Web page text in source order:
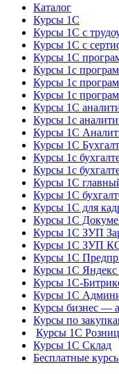
Каталог
Курсы 1С
Курсы 1С с
Курсы 1С с
Курсы 1С
Курсы 1с
Курсы 1с
Курсы 1с
Курсы 1С
Курсы 1с
Курсы 1С
Курсы 1С
Курсы 1с
Курсы 1с
Курсы 1С
Курсы 1С
Курсы 1С для
Курсы 1С
Курсы 1С ЗУП
Курсы 1С ЗУП
Курсы 1С
Курсы 1С
Курсы 1С-
Курсы 1С
Курсы бизнес —
Курсы по
Курсы 1С
Курсы 1С Склад
Бесплатные